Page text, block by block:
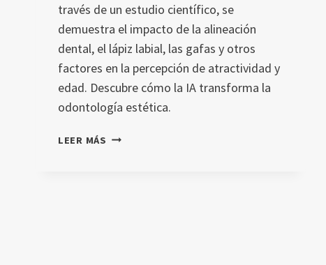
través de un estudio científico, se
demuestra el impacto de la alineación
dental, el lápiz labial, las gafas y otros
factores en la percepción de atractividad y
edad. Descubre cómo la IA transforma la
odontología estética.
LEER MÁS CÓMO